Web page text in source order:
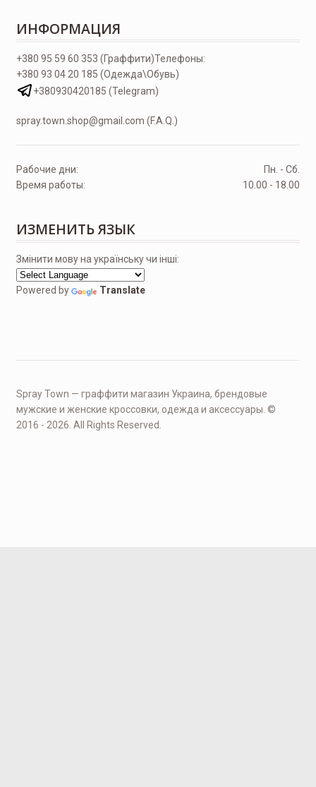
ИНФОРМАЦИЯ
Телефоны:
+380 95 59 60 353 (Граффити)
+380 93 04 20 185 (Одежда\Обувь)
+380930420185 (Telegram)
spray.town.shop@gmail.com (F.A.Q.)
Рабочие дни:
Пн. - Сб.
Время работы:
10.00 - 18.00
ИЗМЕНИТЬ ЯЗЫК
Змінити мову на українську чи інші:
Powered by Translate
Spray Town — граффити магазин Украина, брендовые
мужские и женские кроссовки, одежда и аксессуары. ©
2016 - 2026. All Rights Reserved.